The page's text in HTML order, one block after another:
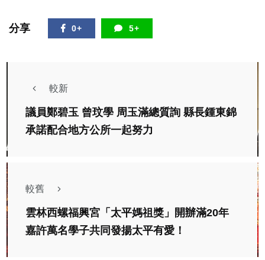
分享 0+ 5+
較新
議員鄭碧玉 曾玟學 周玉滿總質詢 縣長鍾東錦
承諾配合地方公所一起努力
較舊
雲林西螺福興宮「太平媽祖獎」開辦滿20年
嘉許萬名學子共同發揚太平有愛！
宗教 綜合新聞